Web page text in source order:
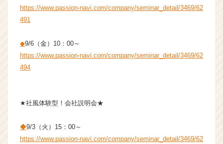
e
https://www.passion-navi.com/company/seminar_detail/3469/62
491
◆9/6（金）10：00～
https://www.passion-navi.com/company/seminar_detail/3469/62
494
★社風体験型！会社説明会★
◆9/3（火）15：00～
https://www.passion-navi.com/company/seminar_detail/3469/62